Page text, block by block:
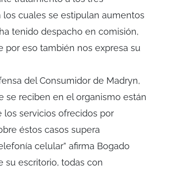
cuales se estipulan aumentos
tenido despacho en comisión,
por eso también nos expresa su
del Consumidor de Madryn,
se reciben en el organismo están
los servicios ofrecidos por
éstos casos supera
celular” afirma Bogado
su escritorio, todas con